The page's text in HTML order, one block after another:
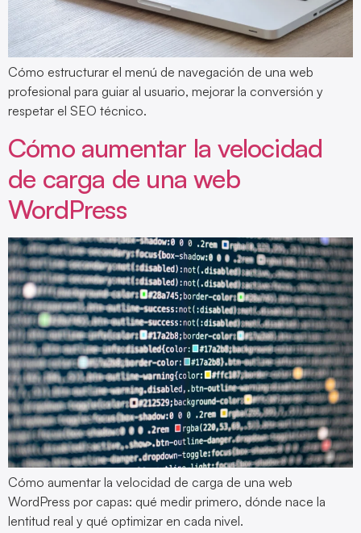
Cómo estructurar el menú de navegación de una web
profesional para guiar al usuario, mejorar la conversión y
respetar el SEO técnico.
Cómo aumentar la velocidad
de carga de una web
WordPress
Cómo aumentar la velocidad de carga de una web
WordPress por capas: qué medir primero, dónde nace la
lentitud real y qué optimizar en cada nivel.